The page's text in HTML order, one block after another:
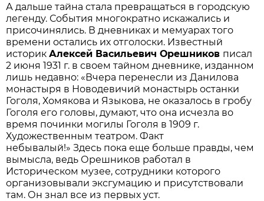
А дальше тайна стала превращаться в городскую
легенду. События многократно искажались и
присочинялись. В дневниках и мемуарах того
времени остались их отголоски. Известный
историкАлексей Васильевич​ Орешников писал
2 июня 1931 г. в своем тайном дневнике, изданном
лишь недавно: «Вчера перенесли из Данилова
монастыря в Новодевичий монастырь останки
Гоголя, Хомякова и Языкова, не оказалось в гробу
Гоголя его головы, думают, что она исчезла во
время починки могилы Гоголя в 1909 г.
Художественным театром. Факт
небывалый!» Здесь пока еще больше правды, чем
вымысла, ведь Орешников работал в
Историческом музее, сотрудники которого
организовывали эксгумацию и присутствовали
там. Он знал все из первых уст.